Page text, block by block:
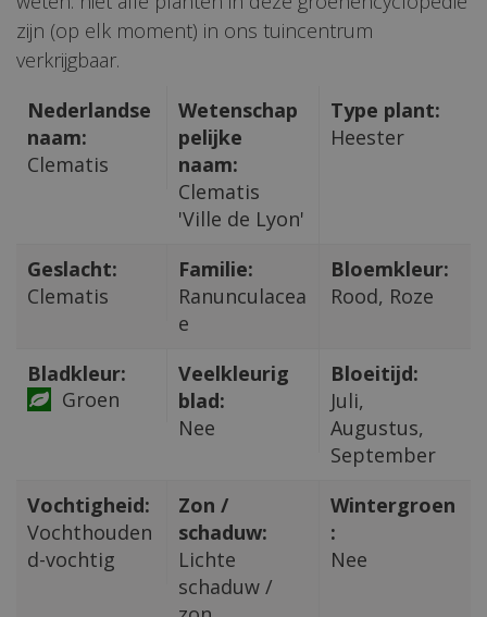
zijn (op elk moment) in ons tuincentrum
verkrijgbaar.
Nederlandse
naam:
Clematis
Wetenschap
pelijke
naam:
Clematis
'Ville de Lyon'
Type plant:
Heester
Geslacht:
Clematis
Familie:
Ranunculacea
e
Bloemkleur:
Rood, Roze
Bladkleur:
Groen
Veelkleurig
blad:
Nee
Bloeitijd:
Juli,
Augustus,
September
Vochtigheid:
Vochthouden
d-vochtig
Zon /
schaduw:
Lichte
schaduw /
Wintergroen
:
Nee